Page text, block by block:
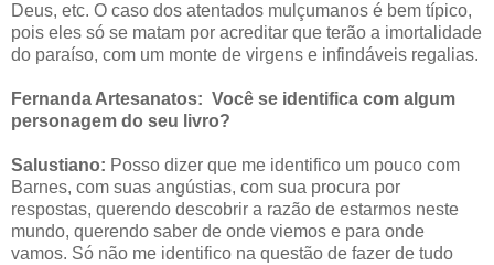
Deus, etc. O caso dos atentados mulçumanos é bem típico,
pois eles só se matam por acreditar que terão a imortalidade
do paraíso, com um monte de virgens e infindáveis regalias.
Fernanda Artesanatos: Você se identifica com algum
personagem do seu livro?
Salustiano: Posso dizer que me identifico um pouco com
Barnes, com suas angústias, com sua procura por
respostas, querendo descobrir a razão de estarmos neste
mundo, querendo saber de onde viemos e para onde
vamos. Só não me identifico na questão de fazer de tudo